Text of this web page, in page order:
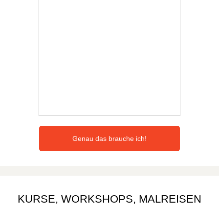
Genau das brauche ich!
KURSE, WORKSHOPS, MALREISEN